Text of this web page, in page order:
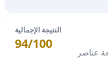
عناصر
النتيجة الإجمالية
94/100